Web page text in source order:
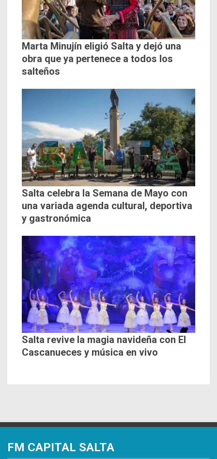
Marta Minujín eligió Salta y dejó una
obra que ya pertenece a todos los
salteños
Salta celebra la Semana de Mayo con
una variada agenda cultural, deportiva
y gastronómica
Salta revive la magia navideña con El
Cascanueces y música en vivo
FM CAPITAL SALTA